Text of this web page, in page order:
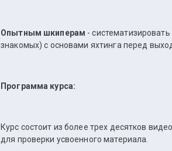
Опытным шкиперам -
знакомых) с основами яхтинга перед
Программа курса:
Курс состоит из более трех десятков
для проверки усвоенного материала.